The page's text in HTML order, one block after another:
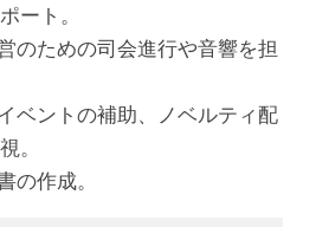
ート。
のための司会進行や音響を担
ベントの補助、ノベルティ配
。
の作成。